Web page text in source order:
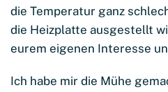
die Temperatur ganz
die Heizplatte ausgestellt
eurem eigenen Interesse
Ich habe mir die Mühe